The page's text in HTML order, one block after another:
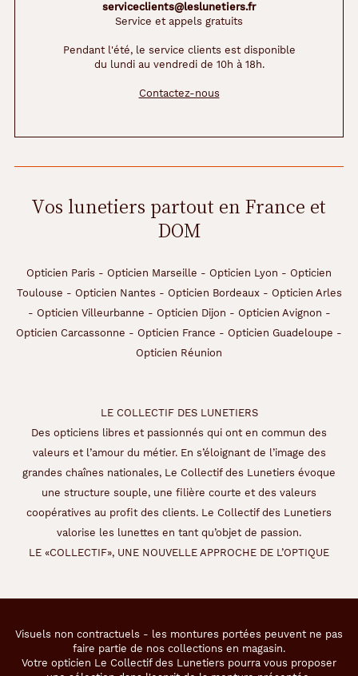
serviceclients@leslunetiers.fr
Service et appels gratuits
Pendant l'été, le service clients est disponible
du lundi au vendredi de 10h à 18h.
Contactez-nous
Vos lunetiers partout en France et
DOM
Opticien Paris - Opticien Marseille - Opticien Lyon - Opticien
Toulouse - Opticien Nantes - Opticien Bordeaux- Opticien Arles
- Opticien Villeurbanne - Opticien Dijon - Opticien Avignon -
Opticien Carcassonne - Opticien France - Opticien Guadeloupe -
Opticien Réunion
LE COLLECTIF DES LUNETIERS
Des opticiens libres et passionnés qui ont en commun des
valeurs et l’amour du métier. En s’éloignant de l’image des
grandes chaînes nationales, Le Collectif des Lunetiers évoque
une structure souple, une filière courte et des valeurs
coopératives au profit des clients. Le Collectif des Lunetiers
valorise les lunettes en tant qu’objet de passion.
LE «COLLECTIF», UNE NOUVELLE APPROCHE DE L’OPTIQUE
Visuels non contractuels - les montures portées peuvent ne pas
faire partie de nos collections en magasin.
Votre opticien Le Collectif des Lunetiers pourra vous proposer